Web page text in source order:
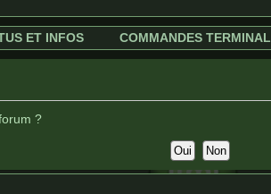
ET INFOS COMMANDES TERMINAL
?